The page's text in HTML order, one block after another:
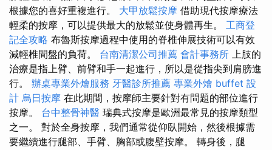
根據您的喜好重複進行。 大甲放鬆按摩 借助現代按摩療法
輕柔的按摩，可以提供最大的放鬆並使身體再生。 工商登
記全攻略 布魯斯按摩過程中使用的脊椎伸展技術可以有效
減輕椎間盤的負荷。 台南清潔公司推薦 會計事務所 上肢的
治療是指上臂、前臂和手一起進行，所以是從指尖到肩膀進
行。 辦桌專業外燴服務 牙醫診所推薦 專業外燴 buffet 設
計 烏日按摩 在此期間，按摩師主要針對有問題的部位進行
按摩。 台中整骨神醫 瑞典式按摩是歐洲最常見的按摩類型
之一。 對於全身按摩，我們通常從仰臥開始，然後根據需
要繼續進行腿部、手臂、胸部或腹壁按摩。 轉身後，腿